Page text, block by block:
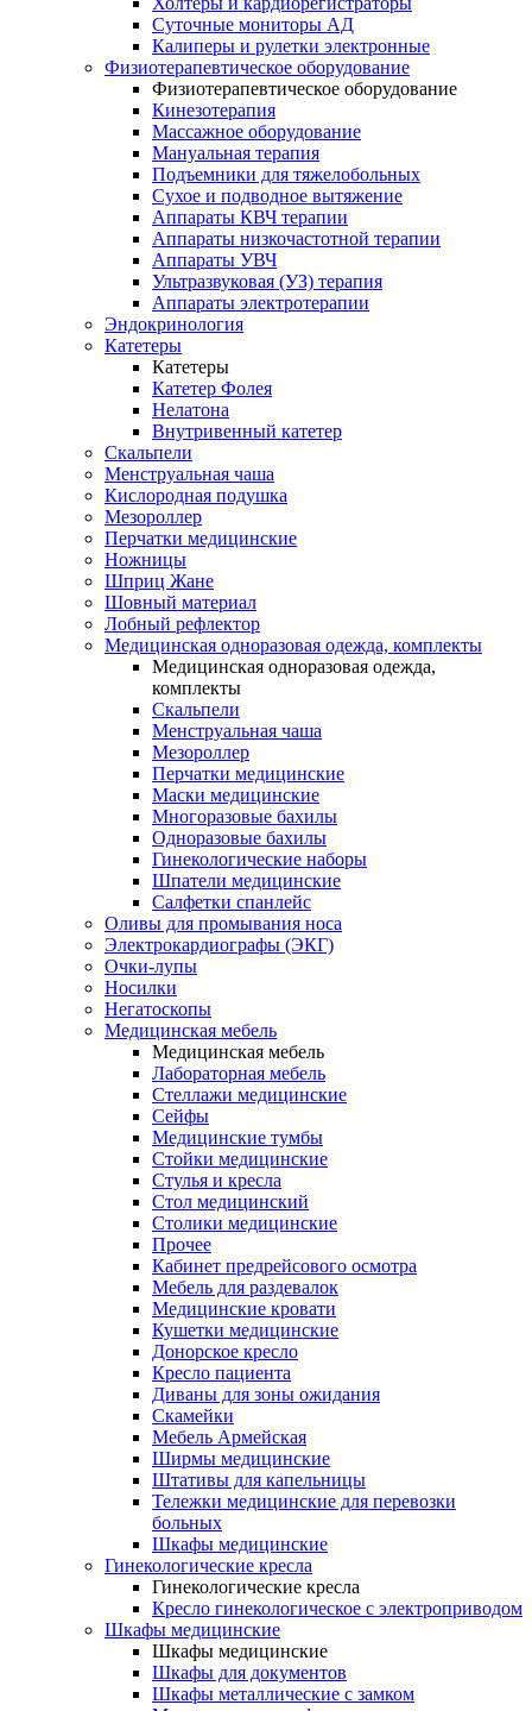
Суточные мониторы АД
Калиперы и рулетки электронные
Физиотерапевтическое оборудование
Физиотерапевтическое оборудование
Кинезотерапия
Массажное оборудование
Мануальная терапия
Подъемники для тяжелобольных
Сухое и подводное вытяжение
Аппараты КВЧ терапии
Аппараты низкочастотной терапии
Аппараты УВЧ
Ультразвуковая (УЗ) терапия
Аппараты электротерапии
Эндокринология
Катетеры
Катетеры
Катетер Фолея
Нелатона
Внутривенный катетер
Скальпели
Менструальная чаша
Кислородная подушка
Мезороллер
Перчатки медицинские
Ножницы
Шприц Жане
Шовный материал
Лобный рефлектор
Медицинская одноразовая одежда, комплекты
Медицинская одноразовая одежда,
комплекты
Скальпели
Менструальная чаша
Мезороллер
Перчатки медицинские
Маски медицинские
Многоразовые бахилы
Одноразовые бахилы
Гинекологические наборы
Шпатели медицинские
Салфетки спанлейс
Оливы для промывания носа
Электрокардиографы (ЭКГ)
Очки-лупы
Носилки
Негатоскопы
Медицинская мебель
Медицинская мебель
Лабораторная мебель
Стеллажи медицинские
Сейфы
Медицинские тумбы
Стойки медицинские
Cтулья и кресла
Стол медицинский
Столики медицинские
Прочее
Кабинет предрейсового осмотра
Мебель для раздевалок
Медицинские кровати
Кушетки медицинские
Донорское кресло
Кресло пациента
Диваны для зоны ожидания
Скамейки
Мебель Армейская
Ширмы медицинские
Штативы для капельницы
Тележки медицинские для перевозки
больных
Шкафы медицинские
Гинекологические кресла
Гинекологические кресла
Кресло гинекологическое с электроприводом
Шкафы медицинские
Шкафы медицинские
Шкафы для документов
Шкафы металлические с замком